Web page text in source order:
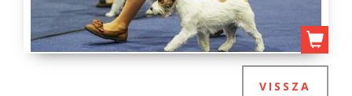
VISSZA